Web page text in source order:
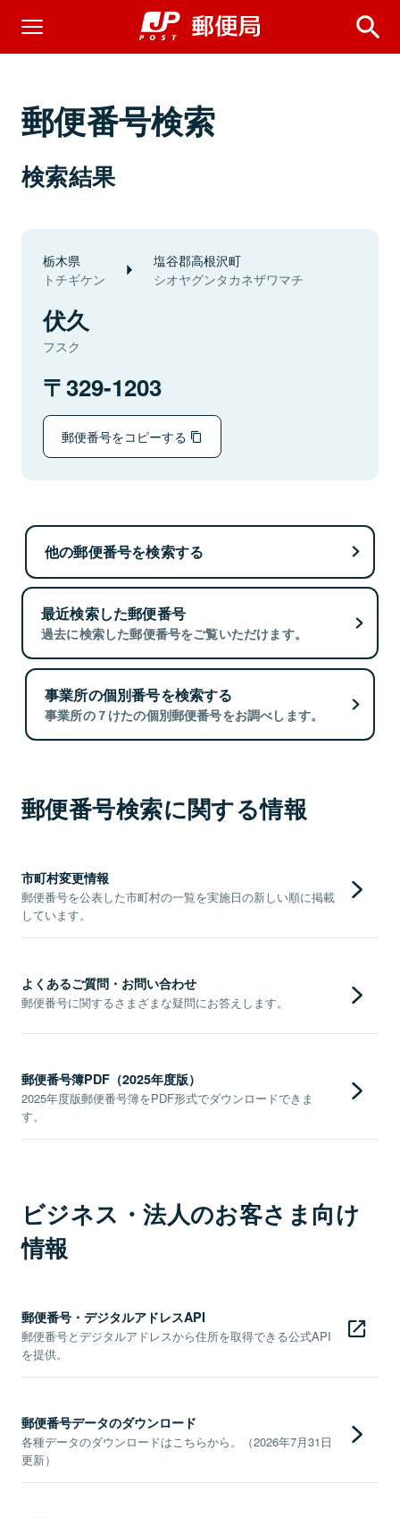
郵便番号検索
検索結果
栃木県
トチギケン
塩谷郡高根沢町
シオヤグンタカネザワマチ
伏久
フスク
329-1203
郵便番号をコピーする
他の郵便番号を検索する
最近検索した郵便番号
過去に検索した郵便番号をご覧いただけます。
事業所の個別番号を検索する
事業所の７けたの個別郵便番号をお調べします。
郵便番号検索に関する情報
市町村変更情報
郵便番号を公表した市町村の一覧を実施日の新しい順に掲載
しています。
よくあるご質問・お問い合わせ
郵便番号に関するさまざまな疑問にお答えします。
郵便番号簿PDF（2025年度版）
2025年度版郵便番号簿をPDF形式でダウンロードできま
す。
ビジネス・法人のお客さま向け
情報
郵便番号・デジタルアドレスAPI
郵便番号とデジタルアドレスから住所を取得できる公式API
を提供。
郵便番号データのダウンロード
各種データのダウンロードはこちらから。（2026年7月31日
更新）